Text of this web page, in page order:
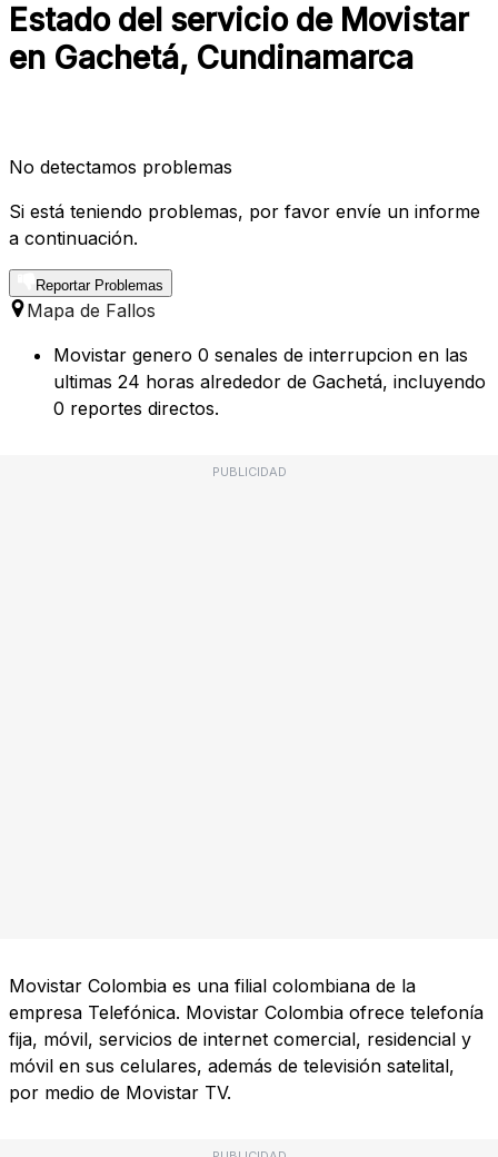
Estado del servicio de Movistar
en Gachetá, Cundinamarca
No detectamos problemas
Si está teniendo problemas, por favor envíe un informe
a continuación.
Reportar Problemas
Mapa de Fallos
Movistar genero 0 senales de interrupcion en las
ultimas 24 horas alrededor de Gachetá, incluyendo
0 reportes directos.
PUBLICIDAD
Movistar Colombia es una filial colombiana de la
empresa Telefónica. Movistar Colombia ofrece telefonía
fija, móvil, servicios de internet comercial, residencial y
móvil en sus celulares, además de televisión satelital,
por medio de Movistar TV.